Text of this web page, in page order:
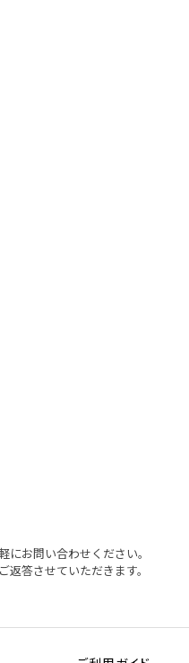
にお問い合わせください。
返答させていただきます。